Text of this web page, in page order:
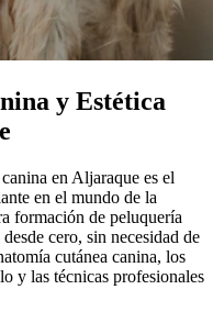
y Estética
en Aljaraque es el
en el mundo de la
formación de peluquería
cero, sin necesidad de
cutánea canina, los
y las técnicas profesionales